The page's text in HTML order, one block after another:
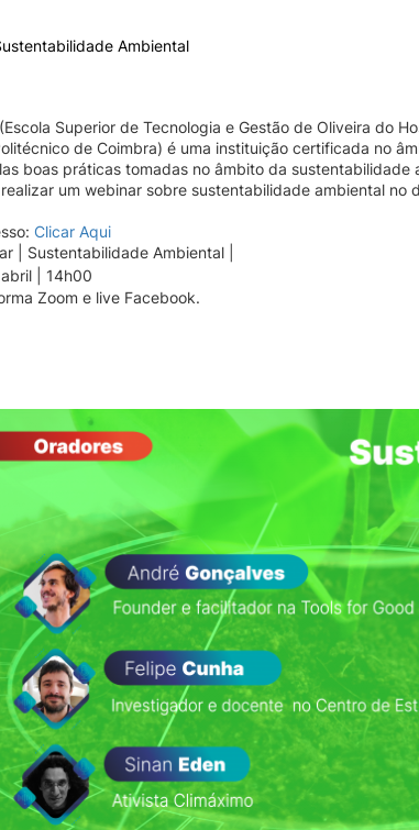
do
de
INFORMÁTICA
Rede Wireless – Eduroam
Configurar impressoras
Pesquisar
Ambiental
(Escola Superior de Tecnologia e Gestão de Oliveira do
de Coimbra) é uma instituição certificada no
boas práticas tomadas no âmbito da sustentabilidade
um webinar sobre sustentabilidade ambiental no
Clicar Aqui
| Sustentabilidade Ambiental |
| 14h00
Zoom e live Facebook.